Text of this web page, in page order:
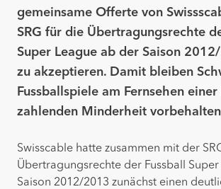
gemeinsame Offerte von
SRG für die Übertragungsrechte
Super League ab der Saison
zu akzeptieren. Damit bleiben
Fussballspiele am Fernsehen
zahlenden Minderheit
Swisscable hatte zusammen mit der
Übertragungsrechte der Fussball
Saison 2012/2013 zunächst einen